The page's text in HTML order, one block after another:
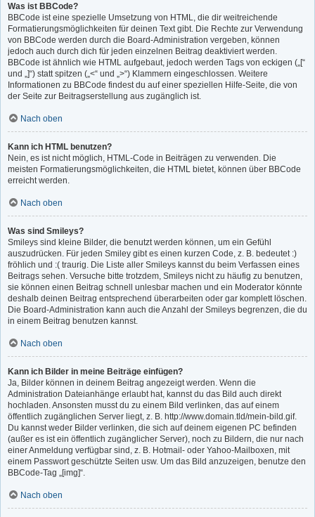
Was ist BBCode?
BBCode ist eine spezielle Umsetzung von HTML, die dir weitreichende
Formatierungsmöglichkeiten für deinen Text gibt. Die Rechte zur Verwendung
von BBCode werden durch die Board-Administration vergeben, können
jedoch auch durch dich für jeden einzelnen Beitrag deaktiviert werden.
BBCode ist ähnlich wie HTML aufgebaut, jedoch werden Tags von eckigen („[“
und „]“) statt spitzen („<“ und „>“) Klammern eingeschlossen. Weitere
Informationen zu BBCode findest du auf einer speziellen Hilfe-Seite, die von
der Seite zur Beitragserstellung aus zugänglich ist.
Nach oben
Kann ich HTML benutzen?
Nein, es ist nicht möglich, HTML-Code in Beiträgen zu verwenden. Die
meisten Formatierungsmöglichkeiten, die HTML bietet, können über BBCode
erreicht werden.
Nach oben
Was sind Smileys?
Smileys sind kleine Bilder, die benutzt werden können, um ein Gefühl
auszudrücken. Für jeden Smiley gibt es einen kurzen Code, z. B. bedeutet :)
fröhlich und :( traurig. Die Liste aller Smileys kannst du beim Verfassen eines
Beitrags sehen. Versuche bitte trotzdem, Smileys nicht zu häufig zu benutzen,
sie können einen Beitrag schnell unlesbar machen und ein Moderator könnte
deshalb deinen Beitrag entsprechend überarbeiten oder gar komplett löschen.
Die Board-Administration kann auch die Anzahl der Smileys begrenzen, die du
in einem Beitrag benutzen kannst.
Nach oben
Kann ich Bilder in meine Beiträge einfügen?
Ja, Bilder können in deinem Beitrag angezeigt werden. Wenn die
Administration Dateianhänge erlaubt hat, kannst du das Bild auch direkt
hochladen. Ansonsten musst du zu einem Bild verlinken, das auf einem
öffentlich zugänglichen Server liegt, z. B. http://www.domain.tld/mein-bild.gif.
Du kannst weder Bilder verlinken, die sich auf deinem eigenen PC befinden
(außer es ist ein öffentlich zugänglicher Server), noch zu Bildern, die nur nach
einer Anmeldung verfügbar sind, z. B. Hotmail- oder Yahoo-Mailboxen, mit
einem Passwort geschützte Seiten usw. Um das Bild anzuzeigen, benutze den
BBCode-Tag „[img]“.
Nach oben